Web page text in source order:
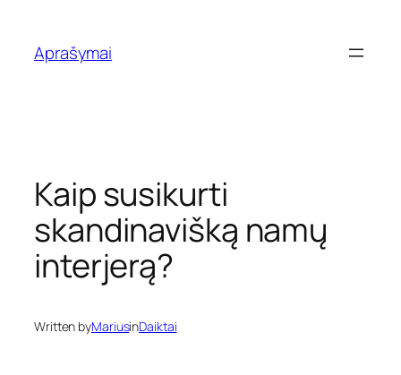
turinio
Aprašymai
Kaip susikurti
skandinavišką namų
interjerą?
Written byMariusinDaiktai